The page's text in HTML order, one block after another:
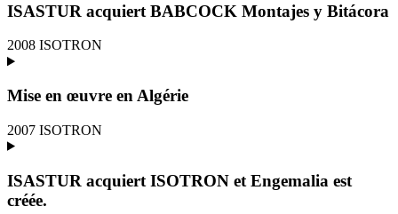
ISASTUR acquiert BABCOCK Montajes y Bitácora
2008 ISOTRON
Mise en œuvre en Algérie
2007 ISOTRON
ISASTUR acquiert ISOTRON et Engemalia est
créée.